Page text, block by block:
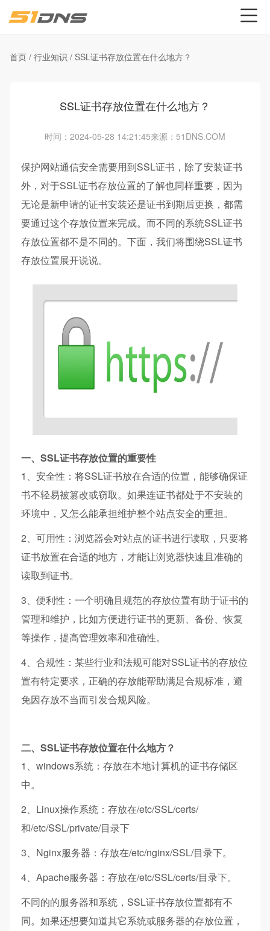
首页 / 行业知识 / SSL证书存放位置在什么地方？
SSL证书存放位置在什么地方？
时间：2024-05-28 14:21:45来源：51DNS.COM
保护网站通信安全需要用到SSL证书，除了安装证书
外，对于SSL证书存放位置的了解也同样重要，因为
无论是新申请的证书安装还是证书到期后更换，都需
要通过这个存放位置来完成。而不同的系统SSL证书
存放位置都不是不同的。下面，我们将围绕SSL证书
存放位置展开说说。
一、SSL证书存放位置的重要性
1、安全性：将SSL证书放在合适的位置，能够确保证
书不轻易被篡改或窃取。如果连证书都处于不安装的
环境中，又怎么能承担维护整个站点安全的重担。
2、可用性：浏览器会对站点的证书进行读取，只要将
证书放置在合适的地方，才能让浏览器快速且准确的
读取到证书。
3、便利性：一个明确且规范的存放位置有助于证书的
管理和维护，比如方便进行证书的更新、备份、恢复
等操作，提高管理效率和准确性。
4、合规性：某些行业和法规可能对SSL证书的存放位
置有特定要求，正确的存放能帮助满足合规标准，避
免因存放不当而引发合规风险。
二、SSL证书存放位置在什么地方？
1、windows系统：存放在本地计算机的证书存储区
中。
2、Linux操作系统：存放在/etc/SSL/certs/
和/etc/SSL/private/目录下
3、Nginx服务器：存放在/etc/nginx/SSL/目录下。
4、Apache服务器：存放在/etc/SSL/certs/目录下。
不同的的服务器和系统，SSL证书存放位置都有不
同。如果还想要知道其它系统或服务器的存放位置，